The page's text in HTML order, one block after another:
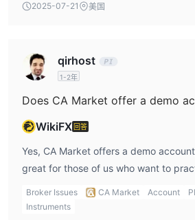
significant investments. I personally
2025-07-21 美国
qirhost
1-2年
Does CA Market offer a demo
WikiFX 回答
Yes, CA Market offers a demo
great for those of us who want to
committing real money. It allows me
with the platform without financial risk.
Broker Issues CA Market Account
Instruments